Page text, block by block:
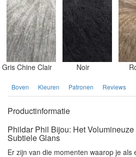
Gris Chine Clair Noir
Boven Kleuren Patronen Reviews
Productinformatie
Phildar Phil Bijou: Het
Subtiele Glans
Er zijn van die momenten waarop je